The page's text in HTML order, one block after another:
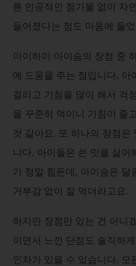
른 인공적인 첨가물 없이 자
들어졌다는 점도 마음에 들
아이하이 아이숨의 장점 중
에 도움을 주는 점입니다. 아
걸리고 기침을 많이 해서 걱
을 꾸준히 먹이니 기침이 줄
것 같아요. 또 하나의 장점은
니다. 아이들은 쓴 맛을 싫어
가 정말 힘든데, 아이숨은 달
거부감 없이 잘 먹더라고요.
하지만 장점만 있는 건 아니
이면서 느낀 단점도 솔직하
인차가 있을 수 있습니다. 모